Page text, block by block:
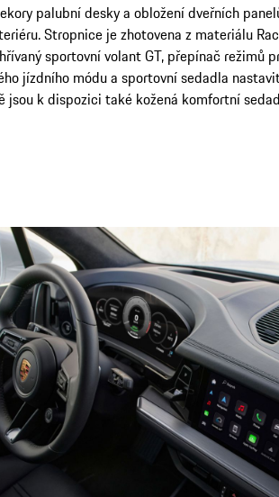
palubní desky a obložení dveřních
Stropnice je zhotovena z materiálu
sportovní volant GT, přepínač režimů
jízdního módu a sportovní sedadla
jsou k dispozici také kožená komfortní